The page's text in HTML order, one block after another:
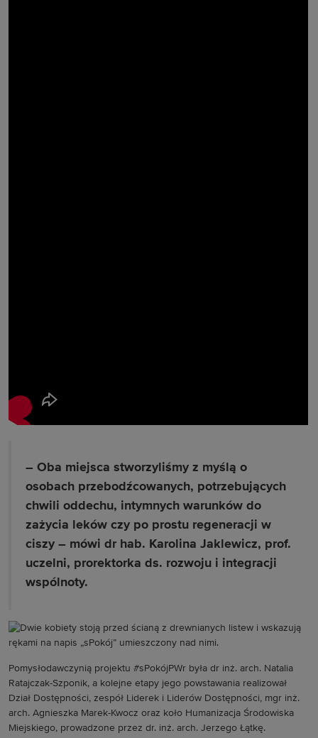
– Oba miejsca stworzyliśmy z myślą o
osobach przebodźcowanych, potrzebujących
chwili oddechu, intymnych warunków do
zażycia leków czy po prostu regeneracji w
ciszy – mówi dr hab. Karolina Jaklewicz, prof.
uczelni, prorektorka ds. rozwoju i integracji
wspólnoty.
Pomysłodawczynią projektu #sPokójPWr była dr inż. arch. Natalia
Ratajczak-Szponik, a kolejne etapy jego powstawania realizował
Dział Dostępności, zespół Liderek i Liderów Dostępności, mgr inż.
arch. Agnieszka Marek-Kwocz oraz koło Humanizacja Środowiska
Miejskiego, prowadzone przez dr. inż. arch. Jerzego Łątkę.